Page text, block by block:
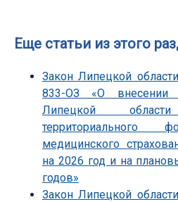
Еще статьи из этого
Закон Липецкой
833-ОЗ «О внесении
Липецкой
территориального
медицинского
на 2026 год и на
годов»
Закон Липецкой